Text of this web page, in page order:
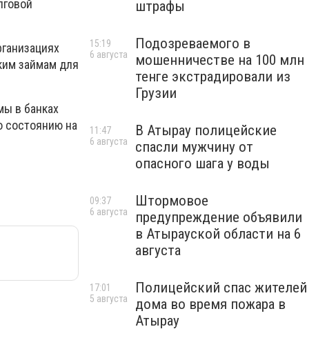
займам для
в банках
состоянию на
штрафы
Подозреваемого в
мошенничестве на 100 млн
тенге экстрадировали из
Грузии
15:19
6 августа
В Атырау полицейские
спасли мужчину от
опасного шага у воды
11:47
6 августа
Штормовое
предупреждение объявили
в Атырауской области на 6
августа
09:37
6 августа
Полицейский спас жителей
дома во время пожара в
Атырау
17:01
5 августа